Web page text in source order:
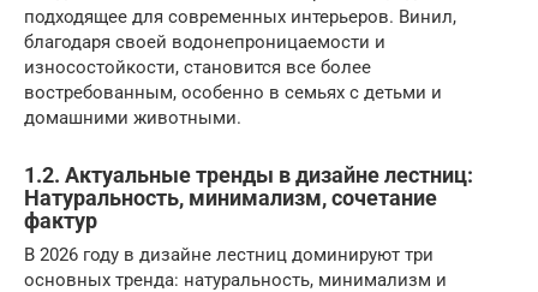
подходящее для современных интерьеров. Винил,
благодаря своей водонепроницаемости и
износостойкости, становится все более
востребованным, особенно в семьях с детьми и
домашними животными.
1.2. Актуальные тренды в дизайне лестниц:
Натуральность, минимализм, сочетание
фактур
В 2026 году в дизайне лестниц доминируют три
основных тренда: натуральность, минимализм и